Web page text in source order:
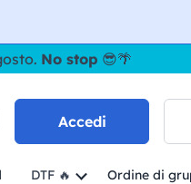
No stop 😎🌴
Accedi
DTF 🔥 Ordine di